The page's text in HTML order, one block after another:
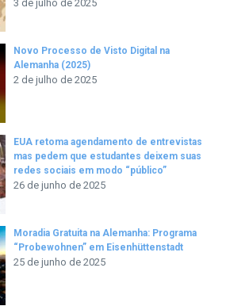
3 de julho de 2025
Novo Processo de Visto Digital na
Alemanha (2025)
2 de julho de 2025
EUA retoma agendamento de entrevistas
mas pedem que estudantes deixem suas
redes sociais em modo “público”
26 de junho de 2025
Moradia Gratuita na Alemanha: Programa
“Probewohnen” em Eisenhüttenstadt
25 de junho de 2025